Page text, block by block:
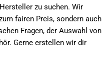
zu suchen. Wir
fairen Preis, sondern auch
Fragen, der Auswahl von
Gerne erstellen wir dir